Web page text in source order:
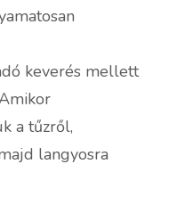
keverés mellett
a tűzről,
langyosra